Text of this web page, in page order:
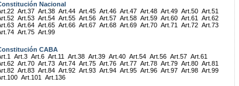
Nacional
Art.37 Art.38 Art.44 Art.45 Art.46 Art.47 Art.48 Art.49 Art.50 Art.51
Art.53 Art.54 Art.55 Art.56 Art.57 Art.58 Art.59 Art.60 Art.61
Art.62
Art.64 Art.65 Art.66 Art.67 Art.68 Art.69 Art.70 Art.71 Art.72 Art.73
Art.75 Art.99
CABA
Art.3 Art.6 Art.11 Art.38 Art.39 Art.40 Art.54 Art.56 Art.57 Art.61
Art.70 Art.73 Art.74 Art.75 Art.76 Art.77 Art.78 Art.79 Art.80 Art.81
Art.83 Art.84 Art.92 Art.93 Art.94 Art.95 Art.96 Art.97 Art.98 Art.99
Art.101 Art.136